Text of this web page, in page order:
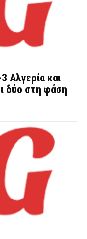
Αλγερία και
δύο στη φάση